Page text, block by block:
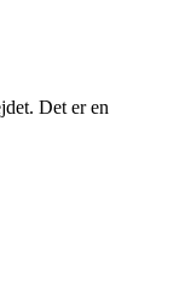
Det er en